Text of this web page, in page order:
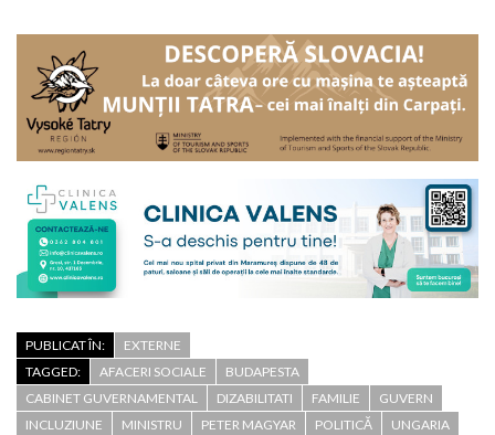
PUBLICAT ÎN:
EXTERNE
TAGGED:
AFACERI SOCIALE
BUDAPESTA
CABINET GUVERNAMENTAL
DIZABILITATI FAMILIE
GUVERN
INCLUZIUNE
MINISTRU PETER MAGYAR POLITICĂ
UNGARIA